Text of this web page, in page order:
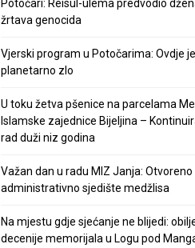
Potočari: Reisul-ulema predvodio
žrtava genocida
Vjerski program u Potočarima: Ovdje
planetarno zlo
U toku žetva pšenice na parcelama
Islamske zajednice Bijeljina –
rad duži niz godina
Važan dan u radu MIZ Janja: Otvoreno
administrativno sjedište medžlisa
Na mjestu gdje sjećanje ne blijedi:
decenije memorijala u Logu pod